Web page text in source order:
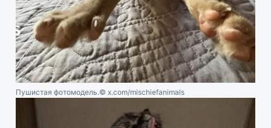
Пушистая фотомодель.© x.com/mischiefanimals